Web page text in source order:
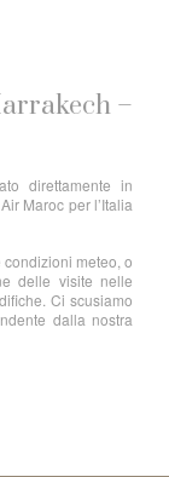
–
direttamente in
Maroc per l’Italia
meteo, o
delle visite nelle
Ci scusiamo
dalla nostra